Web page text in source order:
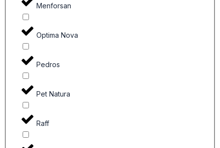
Menforsan
Optima Nova
Pedros
Pet Natura
Raff